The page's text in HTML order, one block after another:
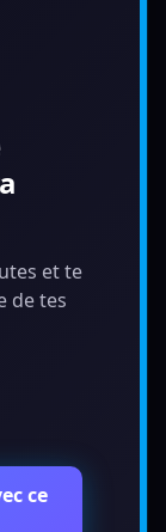
et te
de tes
ce